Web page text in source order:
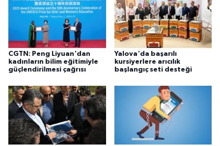
CGTN: Peng Liyuan'dan
kadınların bilim eğitimiyle
güçlendirilmesi çağrısı
Yalova'da başarılı
kursiyerlere arıcılık
başlangıç seti desteği